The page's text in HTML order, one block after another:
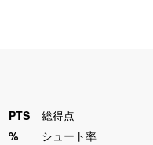
PTS
総得点
%
シュート率